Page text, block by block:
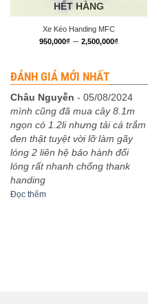
HẾT HÀNG
Xe Kéo Handing MFC
950,000₫ – 2,500,000₫
ĐÁNH GIÁ MỚI NHẤT
Châu Nguyễn - 05/08/2024
mình cũng đã mua cây 8.1m
ngọn có 1.2li nhưng tải cá trắm
đen thật tuyệt vời lỡ làm gãy
lóng 2 liên hệ bảo hành đổi
lóng rất nhanh chống thank
handing
Đọc thêm